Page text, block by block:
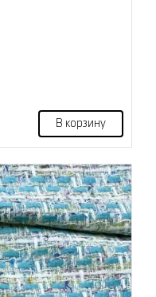
В корзину